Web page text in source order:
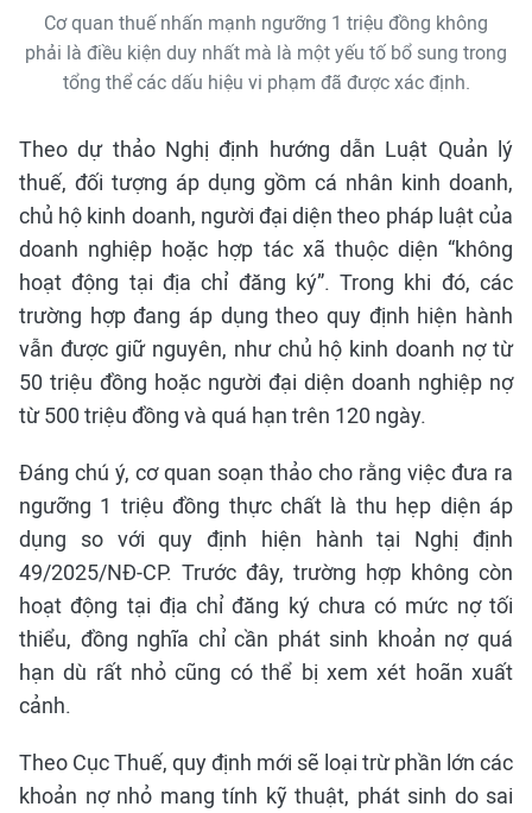
Cơ quan thuế nhấn mạnh ngưỡng 1 triệu đồng không
phải là điều kiện duy nhất mà là một yếu tố bổ sung trong
tổng thể các dấu hiệu vi phạm đã được xác định.
Theo dự thảo Nghị định hướng dẫn Luật Quản lý
thuế, đối tượng áp dụng gồm cá nhân kinh doanh,
chủ hộ kinh doanh, người đại diện theo pháp luật của
doanh nghiệp hoặc hợp tác xã thuộc diện “không
hoạt động tại địa chỉ đăng ký”. Trong khi đó, các
trường hợp đang áp dụng theo quy định hiện hành
vẫn được giữ nguyên, như chủ hộ kinh doanh nợ từ
50 triệu đồng hoặc người đại diện doanh nghiệp nợ
từ 500 triệu đồng và quá hạn trên 120 ngày.
Đáng chú ý, cơ quan soạn thảo cho rằng việc đưa ra
ngưỡng 1 triệu đồng thực chất là thu hẹp diện áp
dụng so với quy định hiện hành tại Nghị định
49/2025/NĐ-CP. Trước đây, trường hợp không còn
hoạt động tại địa chỉ đăng ký chưa có mức nợ tối
thiểu, đồng nghĩa chỉ cần phát sinh khoản nợ quá
hạn dù rất nhỏ cũng có thể bị xem xét hoãn xuất
cảnh.
Theo Cục Thuế, quy định mới sẽ loại trừ phần lớn các
khoản nợ nhỏ mang tính kỹ thuật, phát sinh do sai